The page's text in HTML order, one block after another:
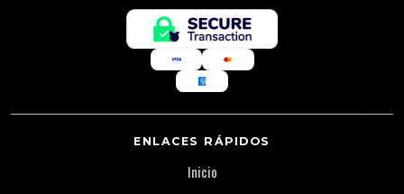
ENLACES RÁPIDOS
Inicio